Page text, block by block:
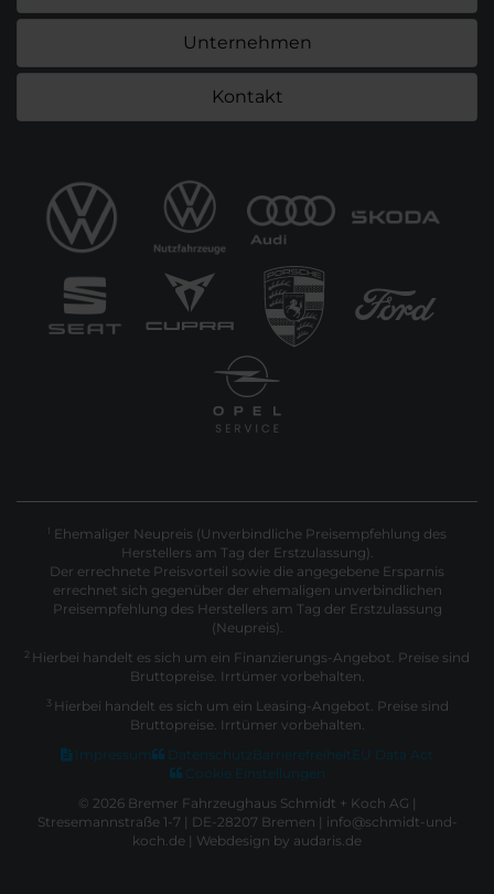
Unternehmen
Kontakt
1 Ehemaliger Neupreis (Unverbindliche Preisempfehlung des
Herstellers am Tag der Erstzulassung).
Der errechnete Preisvorteil sowie die angegebene Ersparnis
errechnet sich gegenüber der ehemaligen unverbindlichen
Preisempfehlung des Herstellers am Tag der Erstzulassung
(Neupreis).
2 Hierbei handelt es sich um ein Finanzierungs-Angebot. Preise sind
Bruttopreise. Irrtümer vorbehalten.
3 Hierbei handelt es sich um ein Leasing-Angebot. Preise sind
Bruttopreise. Irrtümer vorbehalten.
Impressum
Datenschutz Barrierefreiheit EU Data Act
Cookie Einstellungen
© 2026 Bremer Fahrzeughaus Schmidt + Koch AG |
Stresemannstraße 1-7 | DE-28207 Bremen | info@schmidt-und-
koch.de | Webdesign by audaris.de